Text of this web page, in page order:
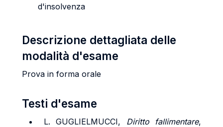
d'insolvenza
Descrizione dettagliata delle
modalità d'esame
Prova in forma orale
Testi d'esame
L. GUGLIELMUCCI, Diritto fallimentare,